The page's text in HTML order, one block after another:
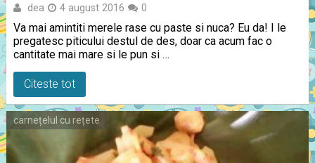
dea 4 august 2016 0
Va mai amintiti merele rase cu paste si nuca? Eu da! I le
pregatesc piticului destul de des, doar ca acum fac o
cantitate mai mare si le pun si …
Citeste tot
carnețelul cu rețete